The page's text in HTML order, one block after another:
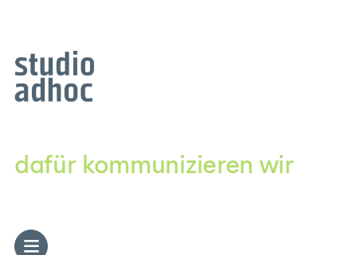
dafür kommunizieren wir